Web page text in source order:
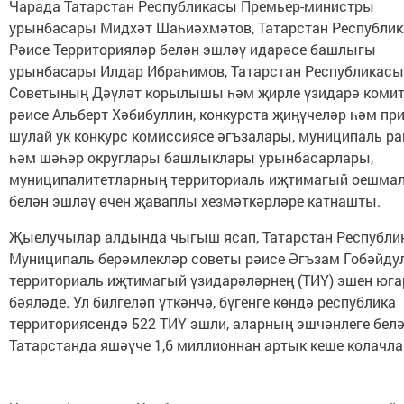
Чарада Татарстан Республикасы Премьер-министры
урынбасары Мидхәт Шаһиәхмәтов, Татарстан
Рәисе Территорияләр белән эшләү идарәсе башлыгы
урынбасары Илдар Ибраһимов, Татарстан
Советының Дәүләт корылышы һәм җирле үзидарә
рәисе Альберт Хәбибуллин, конкурста җиңүчеләр һәм
шулай ук конкурс комиссиясе әгъзалары, муниципаль
һәм шәһәр округлары башлыклары урынбасарлары,
муниципалитетларның территориаль иҗтимагый
белән эшләү өчен җаваплы хезмәткәрләре катнашты.
Җыелучылар алдында чыгыш ясап, Татарстан
Муниципаль берәмлекләр советы рәисе Әгъзам
территориаль иҗтимагый үзидарәләрнең (ТИҮ) эшен
бәяләде. Ул билгеләп үткәнчә, бүгенге көндә республика
территориясендә 522 ТИҮ эшли, аларның эшчәнлеге
Татарстанда яшәүче 1,6 миллионнан артык кеше